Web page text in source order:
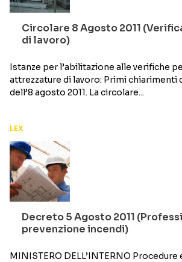
Circolare 8 Agosto 2011
di lavoro)
Istanze per l’abilitazione alle verifiche
attrezzature di lavoro: Primi chiarimenti
dell’8 agosto 2011. La circolare...
LEX
Decreto 5 Agosto 2011
prevenzione incendi)
MINISTERO DELL’INTERNO